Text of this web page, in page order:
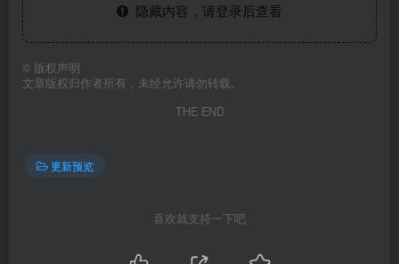
隐藏内容，请登录后查看
© 版权声明
文章版权归作者所有，未经允许请勿转载。
THE END
更新预览
喜欢就支持一下吧